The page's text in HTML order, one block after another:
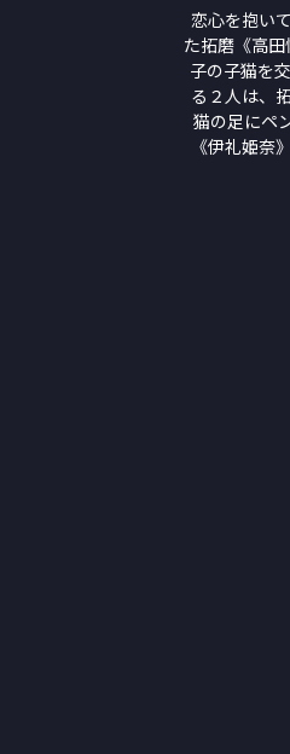
恋心を抱い
た拓磨《高田
子の子猫を
る２人は、
猫の足にペ
《伊礼姫奈